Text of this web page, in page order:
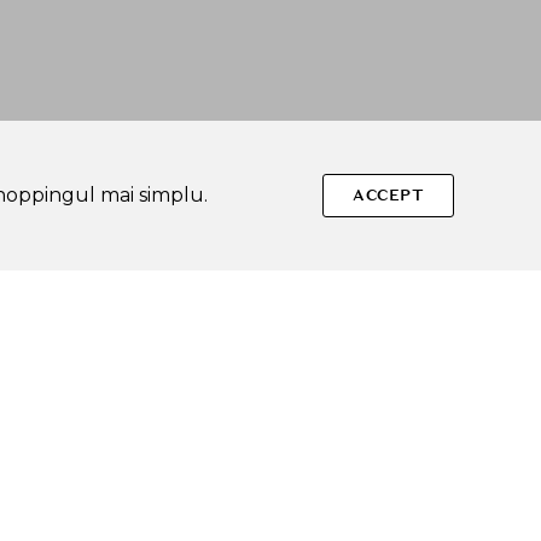
mai simplu.
ACCEPT